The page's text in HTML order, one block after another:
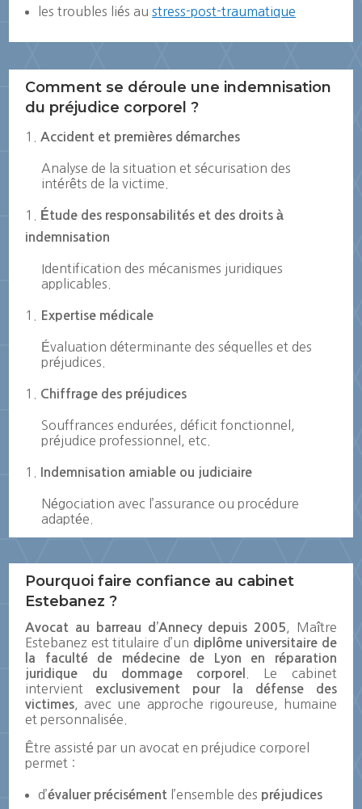
les troubles liés austress-post-traumatique
Comment se déroule une indemnisation
du préjudice corporel ?
Accident et premières démarches
Analyse de la situation et sécurisation des
intérêts de la victime.
Étude des responsabilités et des droits à
indemnisation
Identification des mécanismes juridiques
applicables.
Expertise médicale
Évaluation déterminante des séquelles et des
préjudices.
Chiffrage des préjudices
Souffrances endurées, déficit fonctionnel,
préjudice professionnel, etc.
Indemnisation amiable ou judiciaire
Négociation avec l’assurance ou procédure
adaptée.
Pourquoi faire confiance au cabinet
Estebanez ?
Avocat au barreau d’Annecy depuis 2005 , Maître
Estebanez est titulaire d’un diplôme universitaire de
la faculté de médecine de Lyon en réparation
juridique du dommage corporel
. Le cabinet
intervient exclusivement pour la défense des
victimes, avec une approche rigoureuse, humaine
et personnalisée.
Être assisté par un avocat en préjudice corporel
permet :
d’évaluer précisément l’ensemble des préjudices